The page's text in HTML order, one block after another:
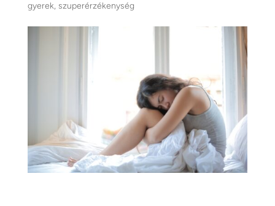
gyerek, szuperérzékenység